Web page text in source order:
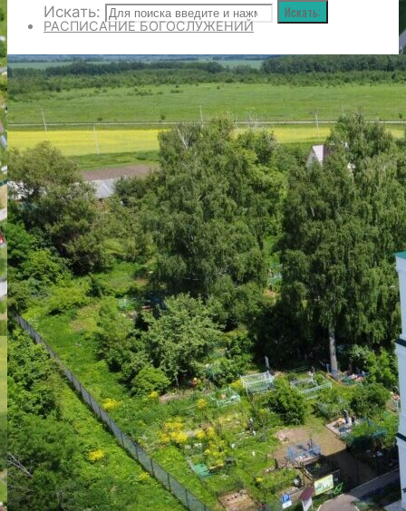
Искать: Искать:
РАСПИСАНИЕ БОГОСЛУЖЕНИЙ
ИСТОРИЯ
АРХИТЕКТУРА
ВОССТАНОВЛЕНИЕ ХРАМА
НАШ ПРИХОД
ВИДЕОМАТЕРИАЛЫ
ДУХОВЕНСТВО
РАСПИСАНИЕ БОГОСЛУЖЕНИЙ
ИСКАТЬ:
Искать: Искать: